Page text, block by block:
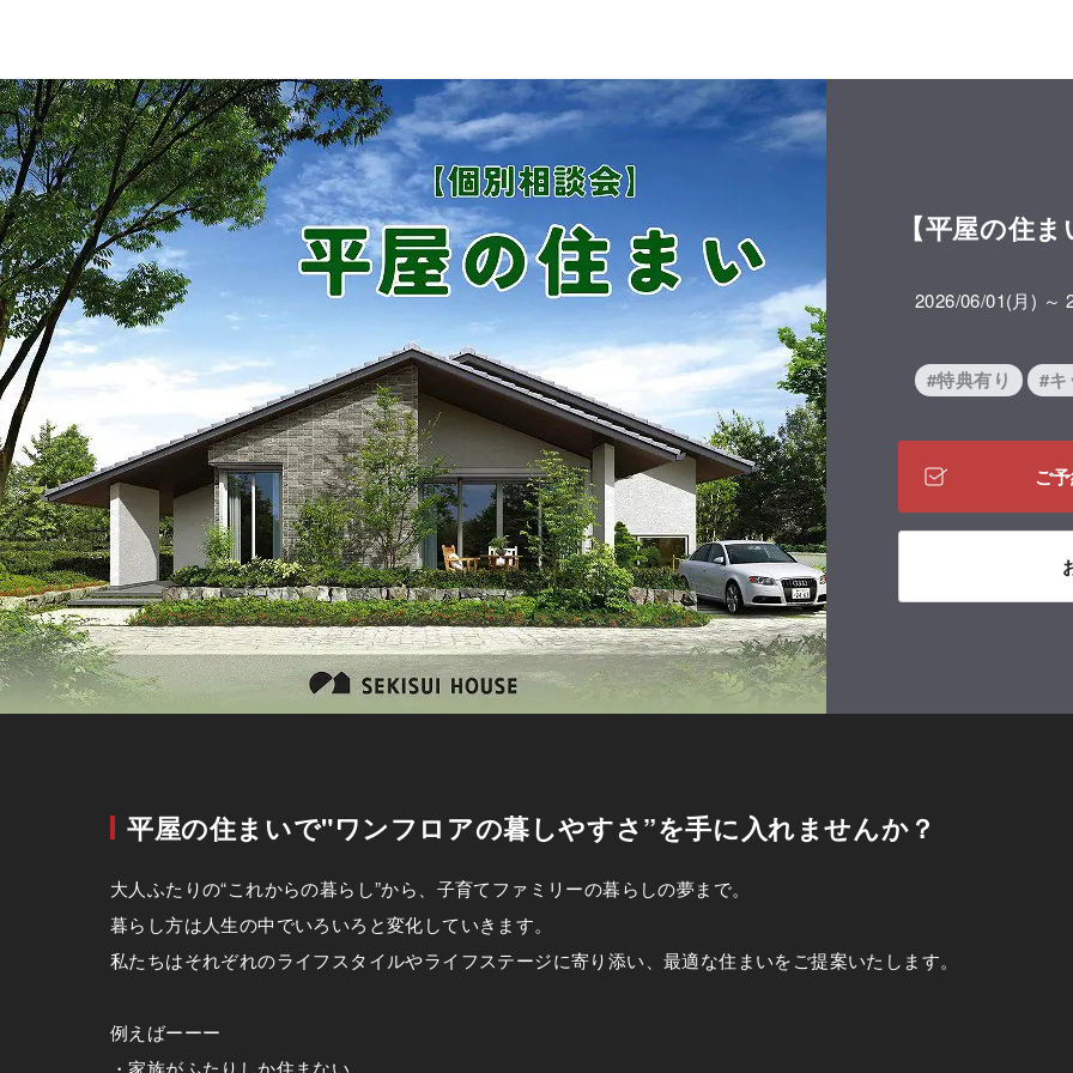
【平屋の住
2026/06/01(月) ～
#特典有り #キ
ご
平屋の住まいで"ワンフロアの暮しやすさ”を手に入れませんか？
大人ふたりの“これからの暮らし”から、子育てファミリーの暮らしの夢まで。
暮らし方は人生の中でいろいろと変化していきます。
私たちはそれぞれのライフスタイルやライフステージに寄り添い、最適な住まいをご提案いたします。
例えばーーー
・家族がふたりしか住まない